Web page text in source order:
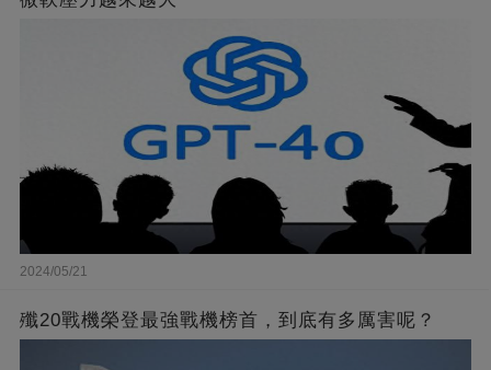
2024/05/21
殲20戰機榮登最強戰機榜首，到底有多厲害呢？